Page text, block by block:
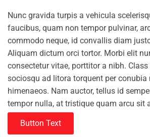
Nunc gravida turpis a vehicula
faucibus, quam non tempor pulvinar,
commodo neque, id convallis diam
Aliquam dictum orci tortor. Morbi elit
consectetur vitae, porttitor a nibh.
sociosqu ad litora torquent per conubia
himenaeos. Nam auctor, tellus id
tempor nulla, at tristique quam arcu sit
Button Text